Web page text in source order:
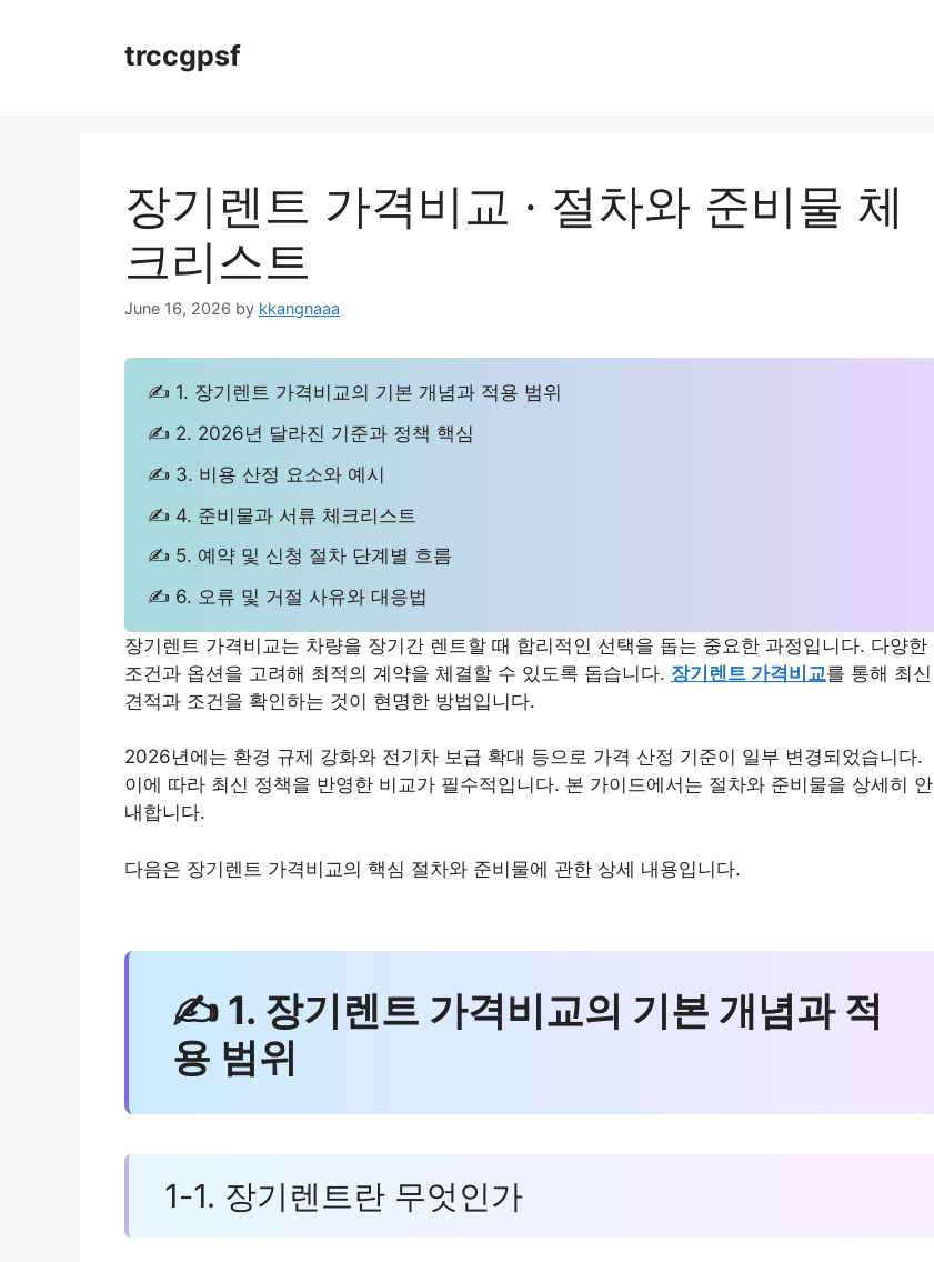
trccgpsf
장기렌트 가격비교 · 절차와 준비물 체
크리스트
June 16, 2026 by kkangnaaa
✍ 1. 장기렌트 가격비교의 기본 개념과 적용 범위
✍ 2. 2026년 달라진 기준과 정책 핵심
✍ 3. 비용 산정 요소와 예시
✍ 4. 준비물과 서류 체크리스트
✍ 5. 예약 및 신청 절차 단계별 흐름
✍ 6. 오류 및 거절 사유와 대응법
장기렌트 가격비교는 차량을 장기간 렌트할 때 합리적인 선택을 돕는 중요한 과정입니다. 다양한
조건과 옵션을 고려해 최적의 계약을 체결할 수 있도록 돕습니다. 장기렌트 가격비교를 통해 최신
견적과 조건을 확인하는 것이 현명한 방법입니다.
2026년에는 환경 규제 강화와 전기차 보급 확대 등으로 가격 산정 기준이 일부 변경되었습니다.
이에 따라 최신 정책을 반영한 비교가 필수적입니다. 본 가이드에서는 절차와 준비물을 상세히 안
내합니다.
다음은 장기렌트 가격비교의 핵심 절차와 준비물에 관한 상세 내용입니다.
✍ 1. 장기렌트 가격비교의 기본 개념과 적
용 범위
1-1. 장기렌트란 무엇인가